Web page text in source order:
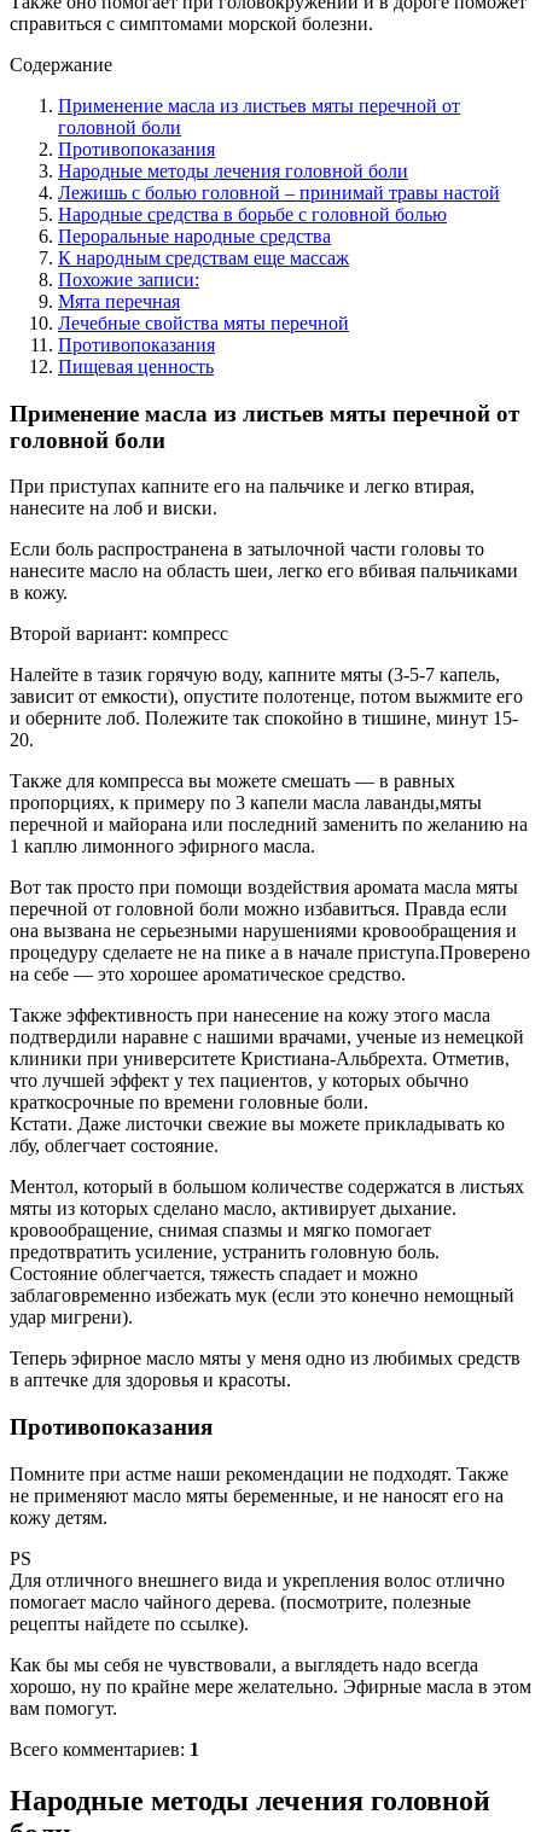
справиться с симптомами морской болезни.
Содержание
Применение масла из листьев мяты перечной от
головной боли
Противопоказания
Народные методы лечения головной боли
Лежишь с болью головной – принимай травы настой
Народные средства в борьбе с головной болью
Пероральные народные средства
К народным средствам еще массаж
Похожие записи:
Мята перечная
Лечебные свойства мяты перечной
Противопоказания
Пищевая ценность
Применение масла из листьев мяты перечной от
головной боли
При приступах капните его на пальчике и легко втирая,
нанесите на лоб и виски.
Если боль распространена в затылочной части головы то
нанесите масло на область шеи, легко его вбивая пальчиками
в кожу.
Второй вариант: компресс
Налейте в тазик горячую воду, капните мяты (3-5-7 капель,
зависит от емкости), опустите полотенце, потом выжмите его
и оберните лоб. Полежите так спокойно в тишине, минут 15-
20.
Также для компресса вы можете смешать — в равных
пропорциях, к примеру по 3 капели масла лаванды,мяты
перечной и майорана или последний заменить по желанию на
1 каплю лимонного эфирного масла.
Вот так просто при помощи воздействия аромата масла мяты
перечной от головной боли можно избавиться. Правда если
она вызвана не серьезными нарушениями кровообращения и
процедуру сделаете не на пике а в начале приступа.Проверено
на себе — это хорошее ароматическое средство.
Также эффективность при нанесение на кожу этого масла
подтвердили наравне с нашими врачами, ученые из немецкой
клиники при университете Кристиана-Альбрехта. Отметив,
что лучшей эффект у тех пациентов, у которых обычно
краткосрочные по времени головные боли.
Кстати. Даже листочки свежие вы можете прикладывать ко
лбу, облегчает состояние.
Ментол, который в большом количестве содержатся в листьях
мяты из которых сделано масло, активирует дыхание.
кровообращение, снимая спазмы и мягко помогает
предотвратить усиление, устранить головную боль.
Состояние облегчается, тяжесть спадает и можно
заблаговременно избежать мук (если это конечно немощный
удар мигрени).
Теперь эфирное масло мяты у меня одно из любимых средств
в аптечке для здоровья и красоты.
Противопоказания
Помните при астме наши рекомендации не подходят. Также
не применяют масло мяты беременные, и не наносят его на
кожу детям.
PS
Для отличного внешнего вида и укрепления волос отлично
помогает масло чайного дерева. (посмотрите, полезные
рецепты найдете по ссылке).
Как бы мы себя не чувствовали, а выглядеть надо всегда
хорошо, ну по крайне мере желательно. Эфирные масла в этом
вам помогут.
Всего комментариев: 1
Народные методы лечения головной